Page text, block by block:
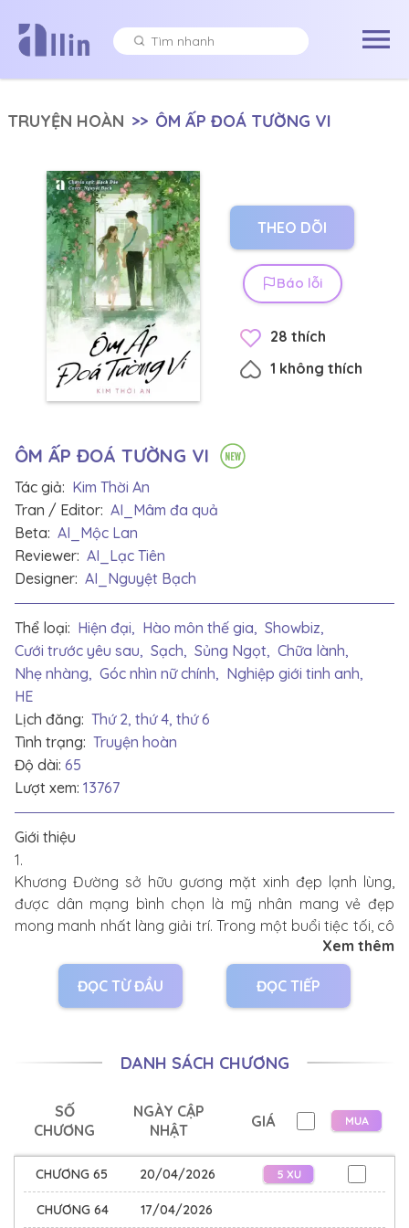
TRUYỆN HOÀN >> ÔM ẤP ĐOÁ TƯỜNG VI
THEO DÕI
Báo lỗi
28 thích
1 không thích
ÔM ẤP ĐOÁ TƯỜNG VI
Tác giả: Kim Thời An
Tran / Editor: AI_Mâm đa quả
Beta: AI_Mộc Lan
Reviewer: AI_Lạc Tiên
Designer: AI_Nguyệt Bạch
Thể loại: Hiện đại, Hào môn thế gia, Showbiz,
Cưới trước yêu sau, Sạch, Sủng Ngọt, Chữa lành,
Nhẹ nhàng, Góc nhìn nữ chính, Nghiệp giới tinh anh,
HE
Lịch đăng: Thứ 2, thứ 4, thứ 6
Tình trạng: Truyện hoàn
Độ dài: 65
Lượt xem: 13767
Giới thiệu
1.
Khương Đường sở hữu gương mặt xinh đẹp lạnh lùng,
được dân mạng bình chọn là mỹ nhân mang vẻ đẹp
mong manh nhất làng giải trí. Trong một buổi tiệc tối, cô
lỡ tay làm đổ một ly sâm panh, không may bắn lên váy
của một sao nữ đang nổi tiếng, ngay lập tức bị bôi đen
lên tận hotsearch.
bẩn đến mức không nhìn nổi.
Vốn tưởng chuyện này sẽ thành một vụ bạo lực khắp
toàn mạng, không bao lâu sau, đương sự còn lại - sao
nữ đang nổi đăng bài giải thích hiểu lầm thay cô.
Dư luận nhanh chóng đảo ngược.
Xem thêm
ĐỌC TỪ ĐẦU ĐỌC TIẾP
DANH SÁCH CHƯƠNG
SỐ
CHƯƠNG
NGÀY CẬP
NHẬT
GIÁ
CHƯƠNG 65 20/04/2026
CHƯƠNG 64 17/04/2026